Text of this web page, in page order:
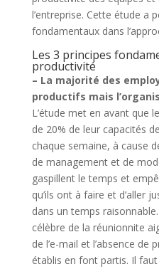
l’entreprise. Cette étude a
fondamentaux dans
Les 3 principes
productivité
– La majorité des
productifs mais
L’étude met en avant que
de 20% de leur capacités
chaque semaine, à cause
de management et de
gaspillent le temps et
qu’ils ont à faire et d’aller
dans un temps
célèbre de la réunionnite
de l’e-mail et l’absence de
établis en font partis. Il